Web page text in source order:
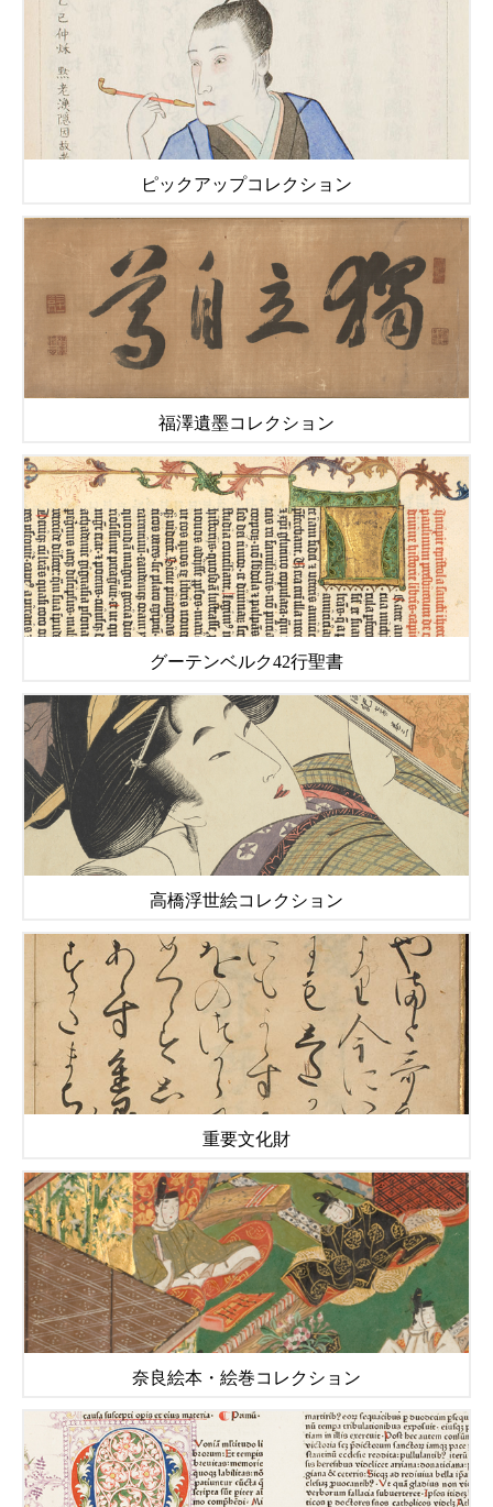
ピックアップコレクション
福澤遺墨コレクション
グーテンベルク42行聖書
高橋浮世絵コレクション
重要文化財
奈良絵本・絵巻コレクション